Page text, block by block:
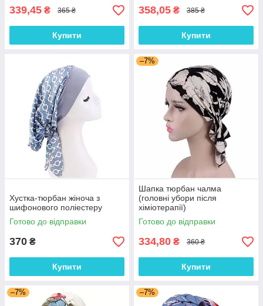
339,45 ₴ 365 ₴
Купити
358,05 ₴ 385 ₴
Купити
Хустка-тюрбан жіноча з
шифонового поліестеру
Готово до відправки
370 ₴
Купити
–7%
Шапка тюрбан чалма
(головні убори після
хіміотерапії)
Готово до відправки
334,80 ₴ 360 ₴
Купити
–7% –7%